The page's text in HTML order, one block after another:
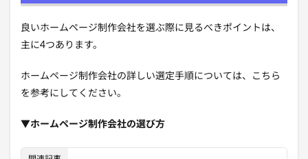
良いホームページ制作会社を選ぶ際に見るべきポイントは、
主に4つあります。
ホームページ制作会社の詳しい選定手順については、こちら
を参考にしてください。
▼ホームページ制作会社の選び方